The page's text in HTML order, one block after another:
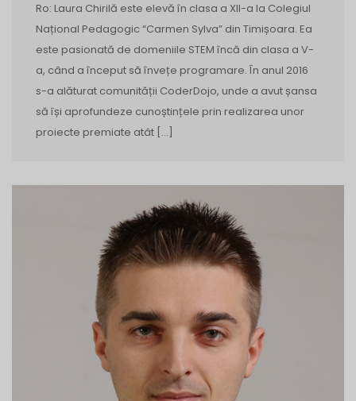
Ro: Laura Chirilă este elevă în clasa a XII-a la Colegiul
Național Pedagogic “Carmen Sylva” din Timișoara. Ea
este pasionată de domeniile STEM încă din clasa a V-
a, când a început să învețe programare. În anul 2016
s-a alăturat comunității CoderDojo, unde a avut șansa
să își aprofundeze cunoștințele prin realizarea unor
proiecte premiate atât […]